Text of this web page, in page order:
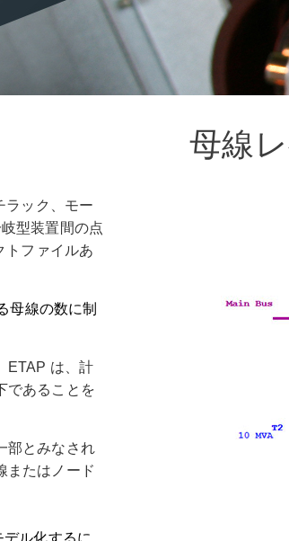
母線
ラック、モー
型装置間の点
トファイルあ
母線の数に制
ETAP は、計
であることを
部とみなされ
またはノード
ル化するに